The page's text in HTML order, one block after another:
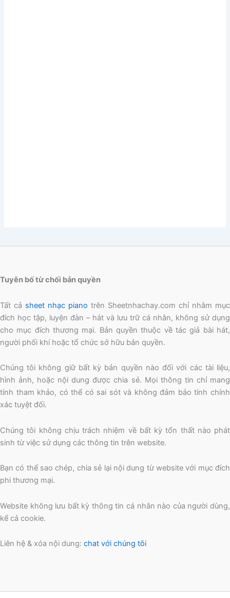
Tuyên bố từ chối bản quyền
Tất cả sheet nhạc piano trên Sheetnhachay.com chỉ nhằm mục
đích học tập, luyện đàn – hát và lưu trữ cá nhân, không sử dụng
cho mục đích thương mại. Bản quyền thuộc về tác giả bài hát,
người phối khí hoặc tổ chức sở hữu bản quyền.
Chúng tôi không giữ bất kỳ bản quyền nào đối với các tài liệu,
hình ảnh, hoặc nội dung được chia sẻ. Mọi thông tin chỉ mang
tính tham khảo, có thể có sai sót và không đảm bảo tính chính
xác tuyệt đối.
Chúng tôi không chịu trách nhiệm về bất kỳ tổn thất nào phát
sinh từ việc sử dụng các thông tin trên website.
Bạn có thể sao chép, chia sẻ lại nội dung từ website với mục đích
phi thương mại.
Website không lưu bất kỳ thông tin cá nhân nào của người dùng,
kể cả cookie.
Liên hệ & xóa nội dung: chat với chúng tôi